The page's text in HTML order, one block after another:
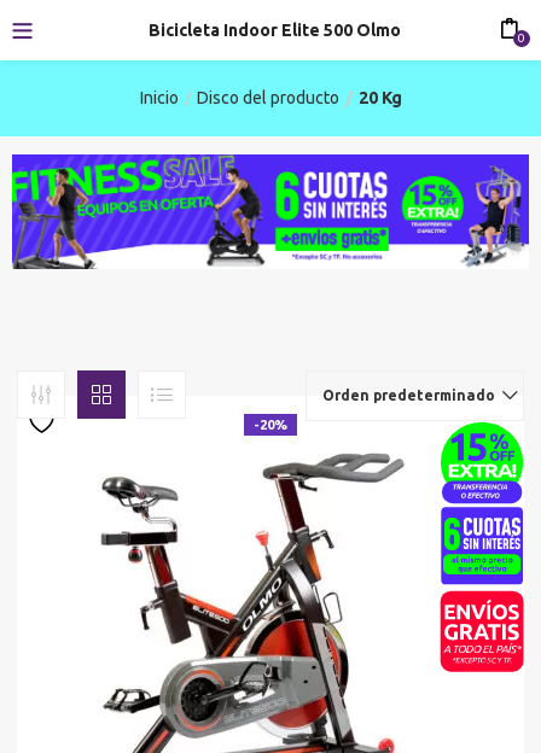
Bicicleta Indoor Elite 500 Olmo 0
Inicio Disco del producto 20 Kg
Orden predeterminado
-20%